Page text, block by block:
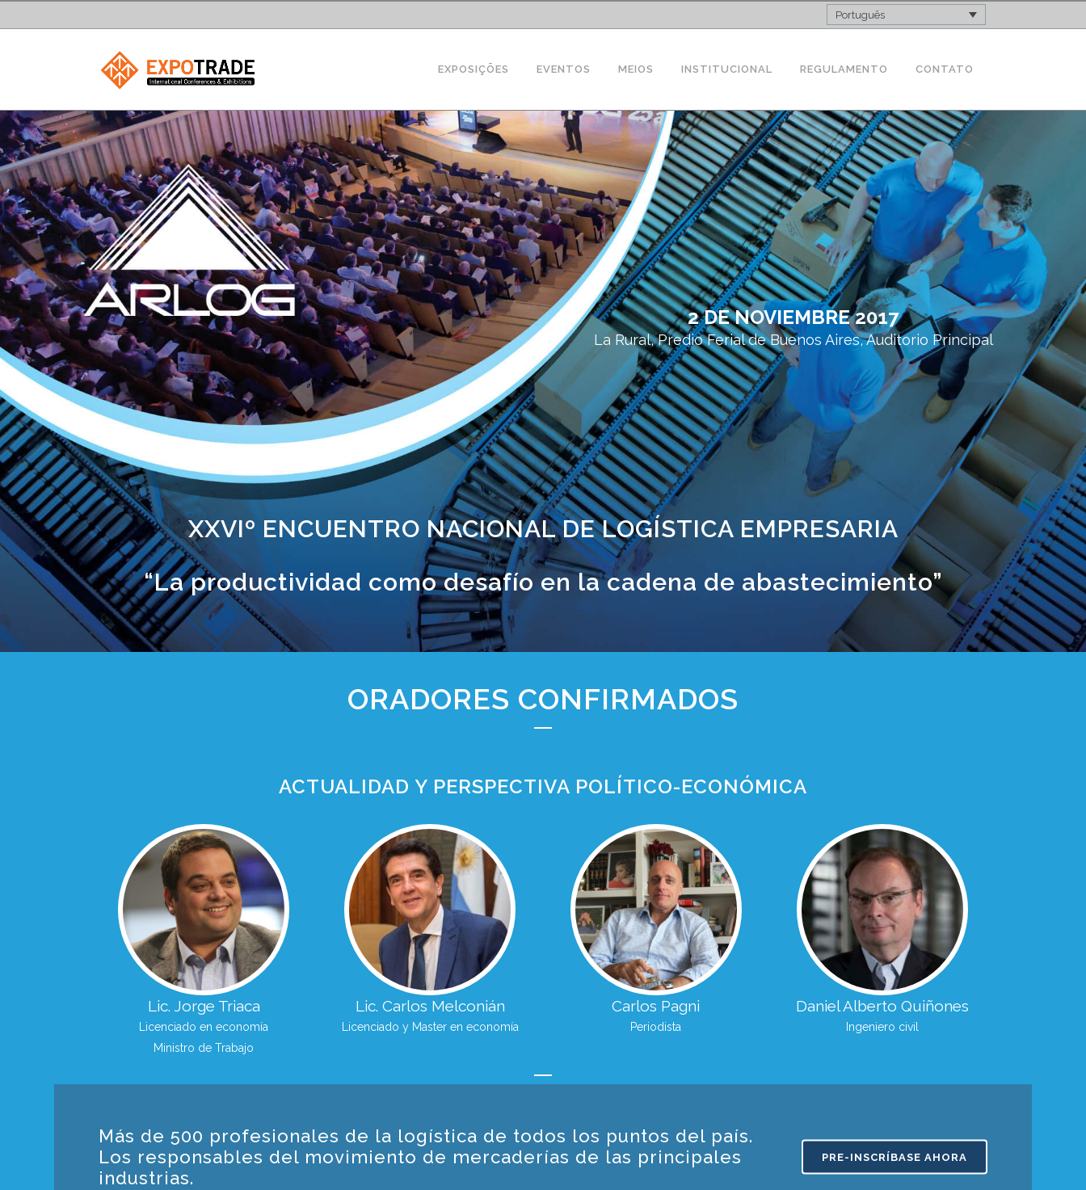
Português
EXPOSIÇÕES EVENTOS MEIOS INSTITUCIONAL REGULAMENTO CONTATO
2 DE NOVIEMBRE 2017
La Rural, Predio Ferial de Buenos Aires, Auditorio Principal
XXVIº ENCUENTRO NACIONAL DE LOGÍSTICA EMPRESARIA
“La productividad como desafío en la cadena de abastecimiento”
ORADORES CONFIRMADOS
ACTUALIDAD Y PERSPECTIVA POLÍTICO-ECONÓMICA
Lic. Jorge Triaca
Licenciado en economía
Ministro de Trabajo
Lic. Carlos Melconián
Licenciado y Master en economía
Carlos Pagni
Periodista
Daniel Alberto Quiñones
Ingeniero civil
Más de 500 profesionales de la logística de todos los puntos del país.
Los responsables del movimiento de mercaderías de las principales
industrias.
PRE-INSCRÍBASE AHORA